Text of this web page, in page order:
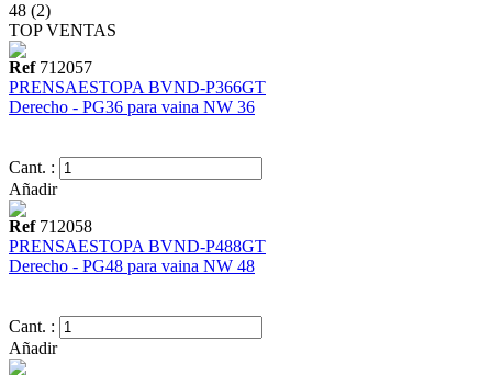
48 (2)
TOP VENTAS
Ref712057
PRENSAESTOPA BVND-P366GT
Derecho - PG36 para vaina NW 36
Cant. :
Añadir
Ref712058
PRENSAESTOPA BVND-P488GT
Derecho - PG48 para vaina NW 48
Cant. :
Añadir